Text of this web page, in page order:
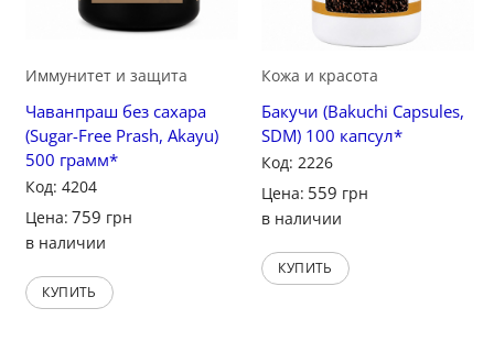
Иммунитет и защита
Чаванпраш без сахара
(Sugar-Free Prash, Akayu)
500 грамм*
Код: 4204
Цена: 759 грн
в наличии
КУПИТЬ
Кожа и красота
Бакучи (Bakuchi Capsules,
SDM) 100 капсул*
Код: 2226
Цена: 559 грн
в наличии
КУПИТЬ